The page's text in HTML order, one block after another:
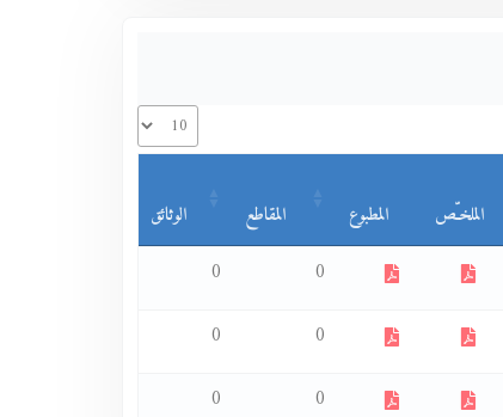
الملخـّص المطبوع المقاطع
الوثائق
0
0
0
0
0
0